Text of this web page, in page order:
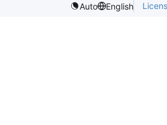
Auto
English